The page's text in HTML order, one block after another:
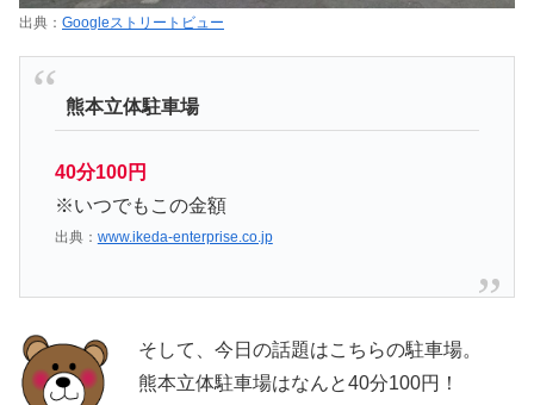
出典： Googleストリートビュー
熊本立体駐車場
40分100円
※いつでもこの金額
出典： www.ikeda-enterprise.co.jp
そして、今日の話題はこちらの駐車場。
熊本立体駐車場はなんと40分100円！